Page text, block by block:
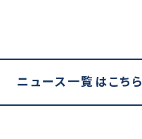
ニュース一覧はこちら